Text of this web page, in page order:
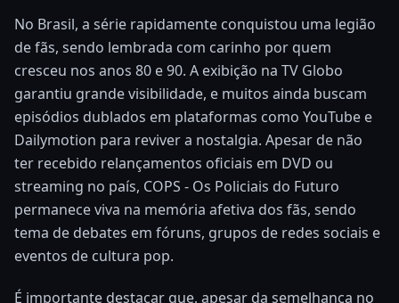
No Brasil, a série rapidamente conquistou uma legião
de fãs, sendo lembrada com carinho por quem
cresceu nos anos 80 e 90. A exibição na TV Globo
garantiu grande visibilidade, e muitos ainda buscam
episódios dublados em plataformas como YouTube e
Dailymotion para reviver a nostalgia. Apesar de não
ter recebido relançamentos oficiais em DVD ou
streaming no país, COPS - Os Policiais do Futuro
permanece viva na memória afetiva dos fãs, sendo
tema de debates em fóruns, grupos de redes sociais e
eventos de cultura pop.
É importante destacar que, apesar da semelhança no